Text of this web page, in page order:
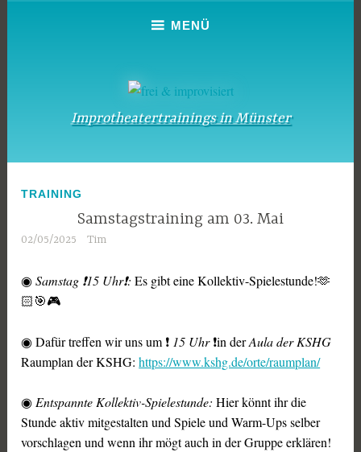
Improtheatertrainings in Münster
MENÜ
TRAINING
Samstagstraining am 03. Mai
02/05/2025 Tim
◉Samstag ❗15 Uhr❗: Es gibt eine Kollektiv-Spielestunde!🫶
🏻🎯🎮
◉ Dafür treffen wir uns um ❗ 15 Uhr❗in derAula der KSHG
Raumplan der KSHG:https://www.kshg.de/orte/raumplan/
◉Entspannte Kollektiv-Spielestunde: Hier könnt ihr die
Stunde aktiv mitgestalten und Spiele und Warm-Ups selber
vorschlagen und wenn ihr mögt auch in der Gruppe erklären!